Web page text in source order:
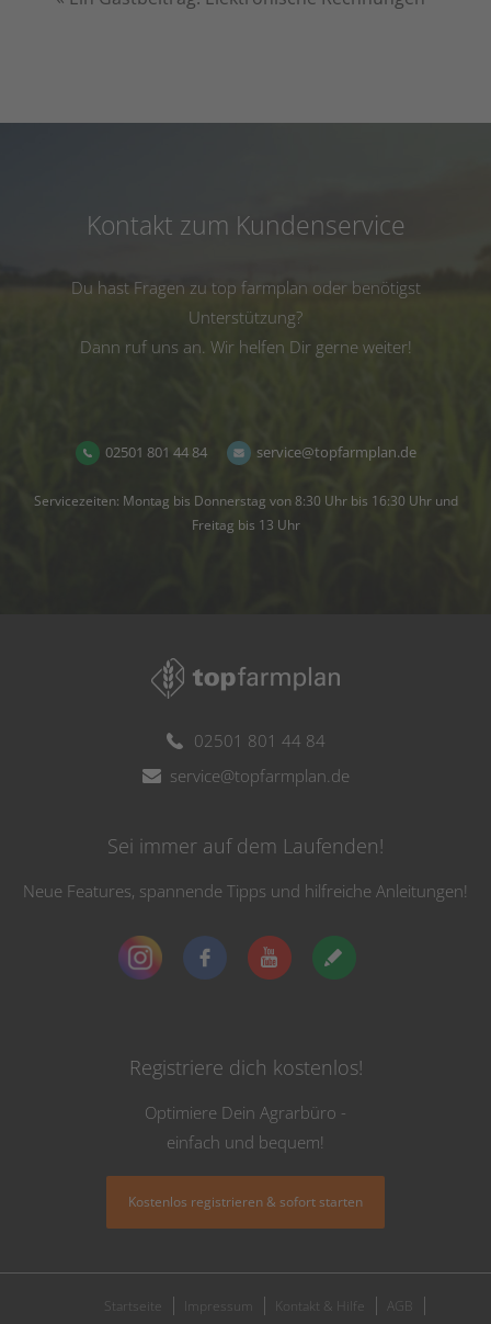
Kontakt zum Kundenservice
Du hast Fragen zu top farmplan oder benötigst
Unterstützung?
Dann ruf uns an. Wir helfen Dir gerne weiter!
02501 801 44 84 service@topfarmplan.de
Servicezeiten: Montag bis Donnerstag von 8:30 Uhr bis 16:30 Uhr und
Freitag bis 13 Uhr
02501 801 44 84
service@topfarmplan.de
Sei immer auf dem Laufenden!
Neue Features, spannende Tipps und hilfreiche Anleitungen!
Registriere dich kostenlos!
Optimiere Dein Agrarbüro -
einfach und bequem!
Kostenlos registrieren & sofort starten
Startseite Impressum Kontakt & Hilfe
AGB